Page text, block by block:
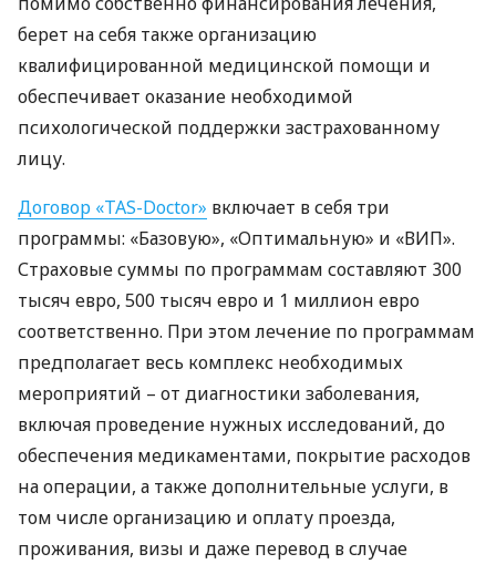
берет на себя также организацию
квалифицированной медицинской помощи и
обеспечивает оказание необходимой
психологической поддержки застрахованному
лицу.
Договор «TAS-Doctor» включает в себя три
программы: «Базовую», «Оптимальную» и «ВИП».
Страховые суммы по программам составляют 300
тысяч евро, 500 тысяч евро и 1 миллион евро
соответственно. При этом лечение по программам
предполагает весь комплекс необходимых
мероприятий – от диагностики заболевания,
включая проведение нужных исследований, до
обеспечения медикаментами, покрытие расходов
на операции, а также дополнительные услуги, в
том числе организацию и оплату проезда,
проживания, визы и даже перевод в случае